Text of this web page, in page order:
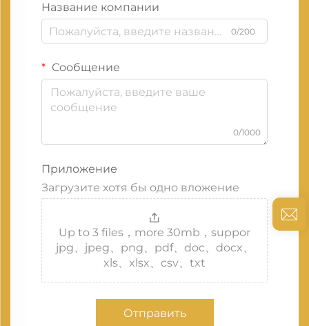
Название компании
0/200
Сообщение
0/1000
Приложение
Загрузите хотя бы одно вложение
Up to 3 files，more 30mb，suppor
jpg、jpeg、png、pdf、doc、docx、
xls、xlsx、csv、txt
Отправить